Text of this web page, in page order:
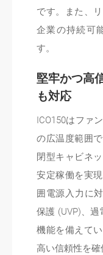
です。また、
企業の持続可
す。
堅牢かつ高
も対応
ICO150はファ
の広温度範囲
閉型キャビネ
安定稼働を実
囲電源入力に
保護 (UVP)、過
機能を備えて
高い信頼性を確